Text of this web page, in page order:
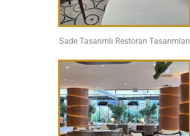
Sade Tasarımlı Restoran Tasarımları